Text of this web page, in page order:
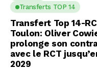
Transferts TOP 14
Transfert Top 14-RC
Toulon: Oliver
prolonge son
avec le RCT
2029